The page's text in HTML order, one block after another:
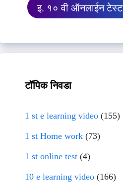
इ. १० वी ऑनलाईन टेस्ट
टॉपिक निवडा
1 st e learning video (155)
1 st Home work (73)
1 st online test (4)
10 e learning video (166)